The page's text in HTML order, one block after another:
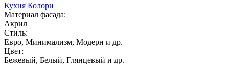
Кухня Колори
Материал фасада:
Акрил
Стиль:
Евро, Минимализм, Модерн и др.
Цвет:
Бежевый, Белый, Глянцевый и др.